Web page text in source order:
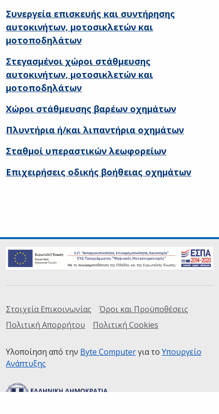
Συνεργεία επισκευής και συντήρησης
αυτοκινήτων, μοτοσικλετών και
μοτοποδηλάτων
Στεγασμένοι χώροι στάθμευσης
αυτοκινήτων, μοτοσικλετών και
μοτοποδηλάτων
Χώροι στάθμευσης βαρέων οχημάτων
Πλυντήρια ή/και λιπαντήρια οχημάτων
Σταθμοί υπεραστικών λεωφορείων
Επιχειρήσεις οδικής βοήθειας οχημάτων
Σύνδεσμοι
Στοιχεία Επικοινωνίας
Όροι και Προϋποθέσεις
Πολιτική Απορρήτου
Πολιτική Cookies
Υλοποίηση από την Byte Computer(ανοίγει σε
για το Υπουργείο
Ανάπτυξης